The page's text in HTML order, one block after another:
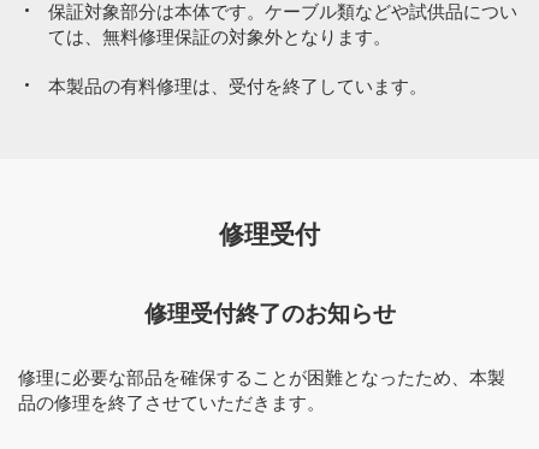
保証対象部分は本体です。ケーブル類などや試供品につい
ては、無料修理保証の対象外となります。
本製品の有料修理は、受付を終了しています。
修理受付
修理受付終了のお知らせ
修理に必要な部品を確保することが困難となったため、本製
品の修理を終了させていただきます。